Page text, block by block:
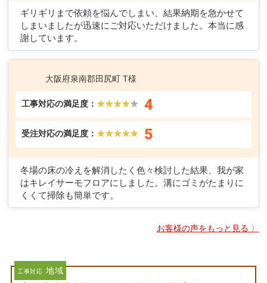
ギリギリまで依頼を悩んでしまい、結果納期を急かせて
しまいましたが迅速にご対応いただけました。本当に感
謝しています。
大阪府泉南郡田尻町 T様
工事対応の満足度：★★★★★ 4
受注対応の満足度：★★★★★ 5
冬場の床の冷えを解消したく色々検討した結果、我が家
はキレイサーモフロアにしました。溝にゴミがたまりに
くくて掃除も簡単です。
お客様の声をもっと見る 〉
工事対応 地域